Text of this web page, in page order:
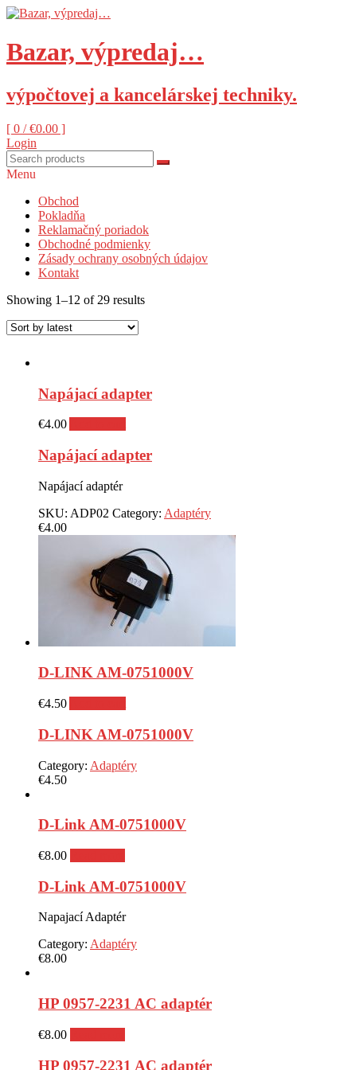
Skip
content
Bazar, výpredaj…
výpočtovej a kancelárskej techniky.
[ 0 /€0.00 ]
Login
Menu
Obchod
Pokladňa
Reklamačný poriadok
Obchodné podmienky
Zásady ochrany osobných údajov
Kontakt
Showing 1–12 of 29 results
Napájací adapter
€4.00
Napájací adapter
Napájací adaptér
SKU: ADP02 Category: Adaptéry
€4.00
D-LINK AM-0751000V
€4.50
D-LINK AM-0751000V
Category: Adaptéry
€4.50
D-Link AM-0751000V
€8.00
D-Link AM-0751000V
Napajací Adaptér
Category: Adaptéry
€8.00
HP 0957-2231 AC adaptér
€8.00
HP 0957-2231 AC adaptér